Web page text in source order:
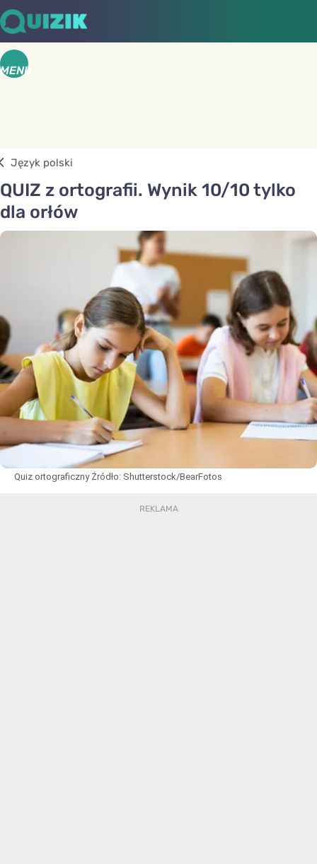
MENU
Język polski
QUIZ z ortografii. Wynik 10/10 tylko
dla orłów
Quiz ortograficzny Źródło: Shutterstock/BearFotos